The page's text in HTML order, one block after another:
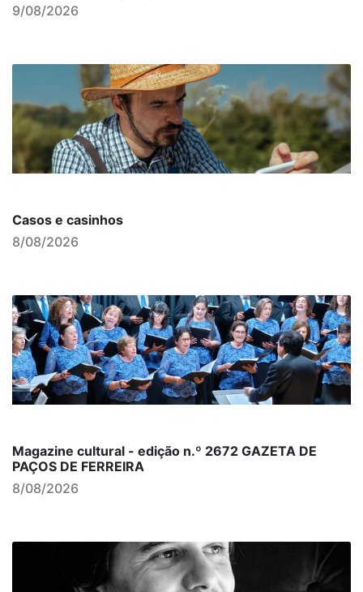
9/08/2026
Casos e casinhos
8/08/2026
Magazine cultural - edição n.º 2672 GAZETA DE
PAÇOS DE FERREIRA
8/08/2026